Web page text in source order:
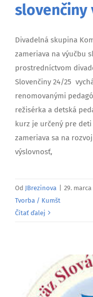
slovenčiny
Divadelná skupina
zameriava na výučbu
prostredníctvom
Slovenčiny 24/25
renomovanými
režisérka a detská
kurz je určený pre
zameriava sa na
výslovnosť,
Od JBrezinova 29. marca
Tvorba / Kumšt
Čítať ďalej